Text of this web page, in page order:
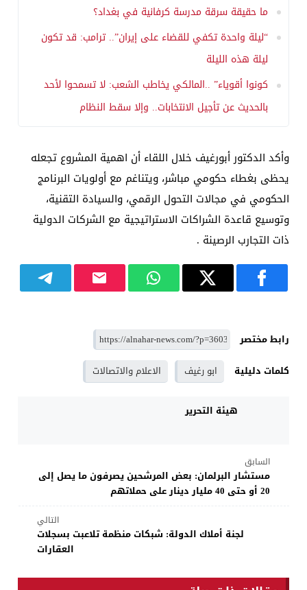
ما حقيقة سرقة مدرسة كرفانية في بغداد؟
“ليلة واحدة تكفي للقضاء على إيران”.. ترامب: قد تكون
ليلة هذه الليلة
كونوا أقوياء” ..المالكي يخاطب الشعب: لا تسمحوا لأحد
بالحديث عن تأجيل الانتخابات.. وإلا سقط النظام
وأكد الدكتور أبورغيف خلال اللقاء أن اهمية المشروع تجعله
يحظى بغطاء حكومي مباشر، ويتناغم مع أولويات البرنامج
الحكومي في مجالات التحول الرقمي، والسيادة التقنية،
وتوسيع قاعدة الشراكات الاستراتيجية مع الشركات الدولية
ذات التجارب الرصينة .
رابط مختصر
كلمات دليلية
ابو رغيف الاعلام والاتصالات
هيئة التحرير
السابق
مستشار البرلمان: بعض المرشحين يصرفون ما يصل إلى
20 أو حتى 40 مليار دينار على حملاتهم
التالي
لجنة أملاك الدولة: شبكات منظمة تلاعبت بسجلات
العقارات